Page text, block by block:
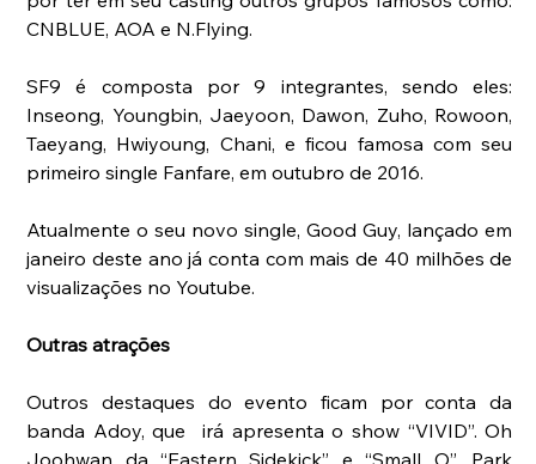
CNBLUE, AOA e N.Flying.
SF9 é composta por 9 integrantes, sendo eles:
Inseong, Youngbin, Jaeyoon, Dawon, Zuho, Rowoon,
Taeyang, Hwiyoung, Chani, e ficou famosa com seu
primeiro single Fanfare, em outubro de 2016.
Atualmente o seu novo single, Good Guy, lançado em
janeiro deste ano já conta com mais de 40 milhões de
visualizações no Youtube.
Outras atrações
Outros destaques do evento ficam por conta da
banda Adoy, que  irá apresenta o show “VIVID”. Oh